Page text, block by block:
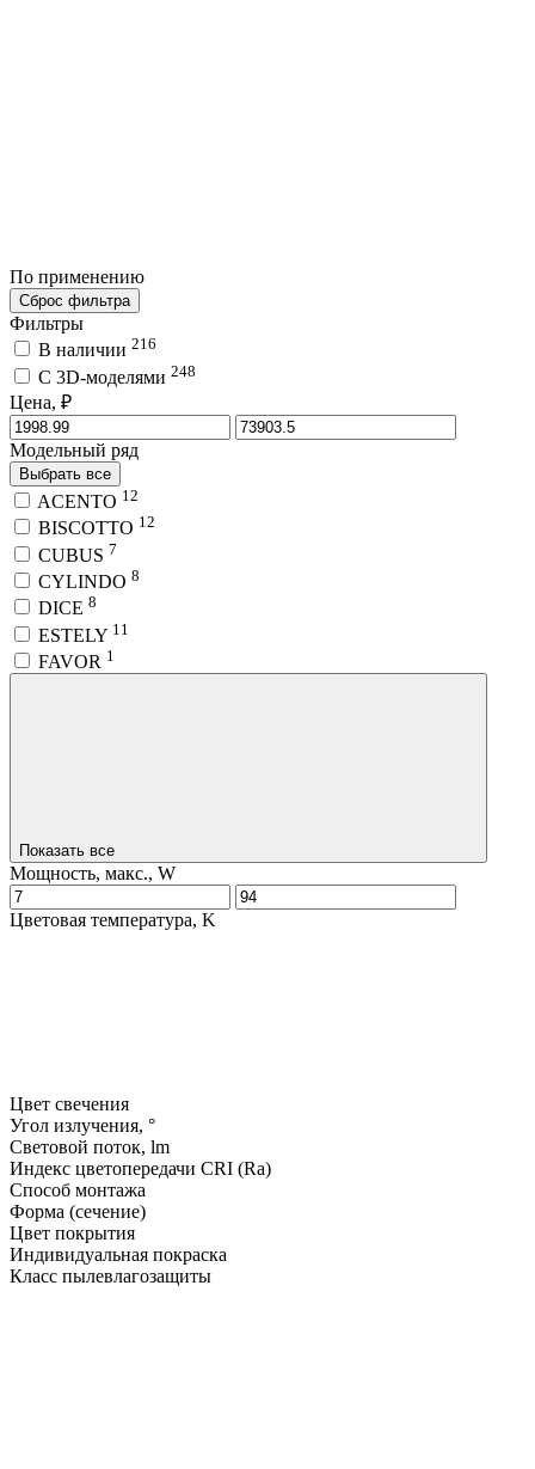
По применению
Сброс фильтра
Фильтры
В наличии 216
C 3D-моделями 248
Цена, ₽
Модельный ряд
Выбрать все
ACENTO 12
BISCOTTO 12
CUBUS 7
CYLINDO 8
DICE 8
ESTELY 11
FAVOR 1
Показать все
Мощность, макс., W
Цветовая температура, K
Цвет свечения
Угол излучения, °
Световой поток, lm
Индекс цветопередачи CRI (Ra)
Способ монтажа
Форма (сечение)
Цвет покрытия
Индивидуальная покраска
Класс пылевлагозащиты